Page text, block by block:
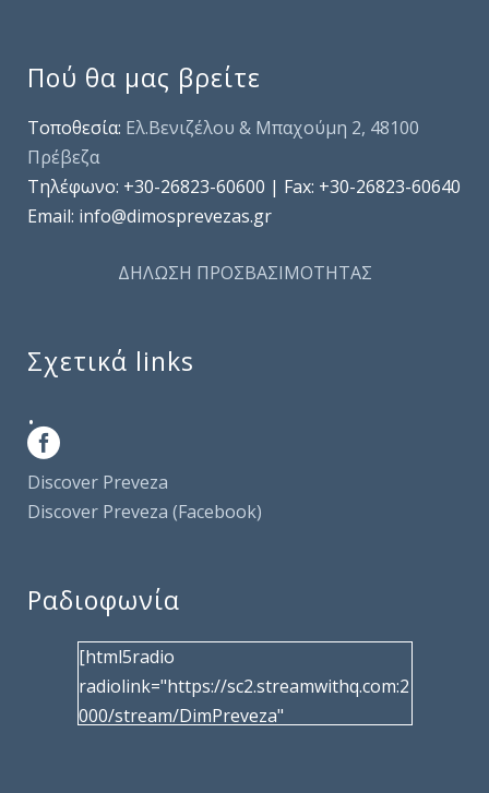
Πού θα μας βρείτε
Τοποθεσία: Ελ.Βενιζέλου & Μπαχούμη 2, 48100
Πρέβεζα
Τηλέφωνo: +30-26823-60600 | Fax: +30-26823-60640
Email: info@dimosprevezas.gr
ΔΗΛΩΣΗ ΠΡΟΣΒΑΣΙΜΟΤΗΤΑΣ
Σχετικά links
.
Discover Preveza
Discover Preveza (Facebook)
Ραδιοφωνία
[html5radio
radiolink="https://sc2.streamwithq.com:2
000/stream/DimPreveza"